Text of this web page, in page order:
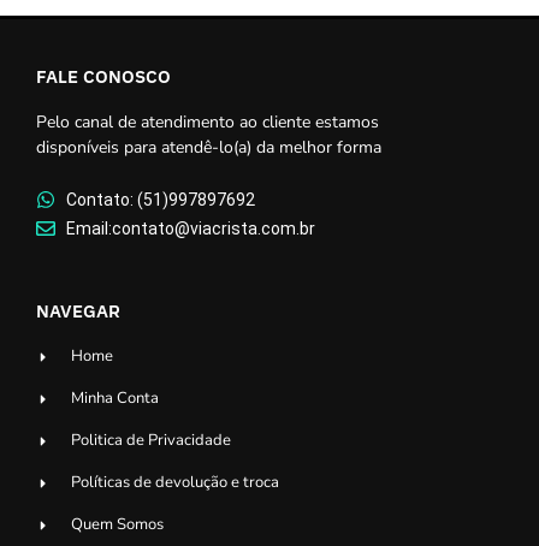
FALE CONOSCO
Pelo canal de atendimento ao cliente estamos
disponíveis para atendê-lo(a) da melhor forma
Contato: (51)997897692
Email:contato@viacrista.com.br
NAVEGAR
Home
Minha Conta
Politica de Privacidade
Políticas de devolução e troca
Quem Somos